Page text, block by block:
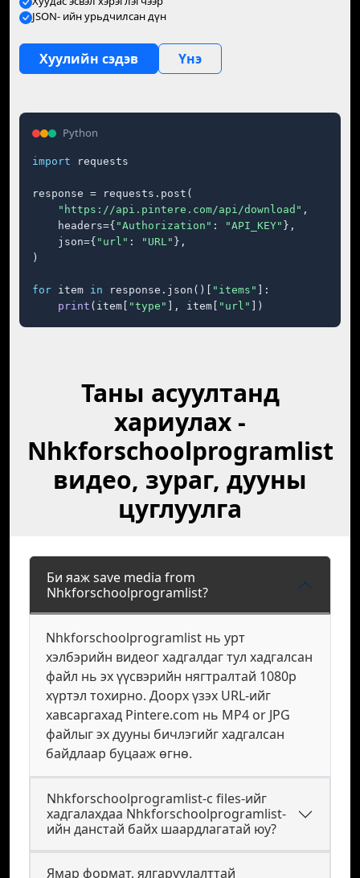
JSON- ийн урьдчилсан дүн
Хуулийн сэдэв Үнэ
Python
import requests
response = requests.post(
"https://api.pintere.com/api/download" ,
    headers={
"Authorization" : "API_KEY" },
    json={
"url" : "URL" },
)
for item in response.json()[ "items"
]:
print (item[ "type" ], item[ "url" ])
Таны асуултанд
хариулах -
Nhkforschoolprogramlist
видео, зураг, дууны
цуглуулга
Би яаж save media from
Nhkforschoolprogramlist?
Nhkforschoolprogramlist нь урт
хэлбэрийн видеог хадгалдаг тул хадгалсан
файл нь эх үүсвэрийн нягтралтай 1080p
хүртэл тохирно. Доорх үзэх URL-ийг
хавсаргахад Pintere.com нь MP4 or JPG
файлыг эх дууны бичлэгийг хадгалсан
байдлаар буцааж өгнө.
Nhkforschoolprogramlist-с files-ийг
хадгалахдаа Nhkforschoolprogramlist-
ийн данстай байх шаардлагатай юу?
Ямар формат, ялгаруулалттай